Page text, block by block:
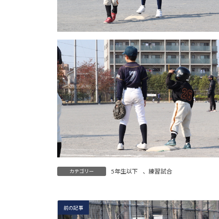
カテゴリー 5年生以下 、 練習試合
前の記事